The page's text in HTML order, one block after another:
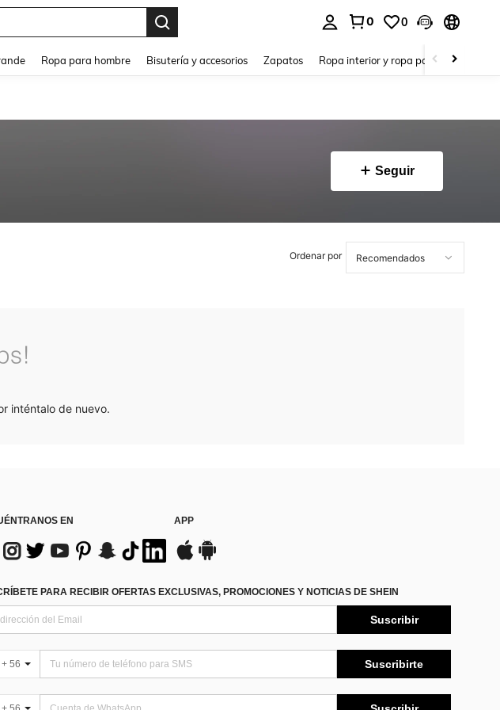
0 0
Ropa para hombre Bisutería y accesorios Zapatos Ropa interior y ropa para dormir
Seguir
Ordenar por
inténtalo de nuevo.
EN APP
PARA RECIBIR OFERTAS EXCLUSIVAS, PROMOCIONES Y NOTICIAS DE SHEIN
Suscribir
56 Suscribirte